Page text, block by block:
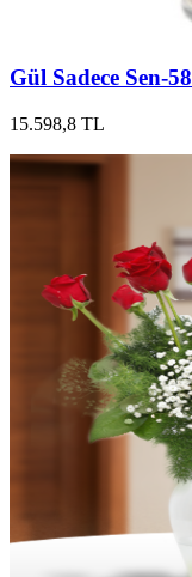
Gül Sadece Sen-58
15.598,8 TL